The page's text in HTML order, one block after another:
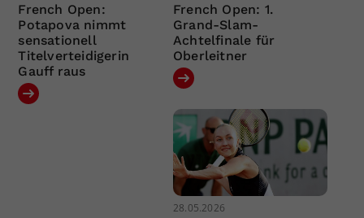
French Open:
Potapova nimmt
sensationell
Titelverteidigerin
Gauff raus
French Open: 1.
Grand-Slam-
Achtelfinale für
Oberleitner
28.05.2026